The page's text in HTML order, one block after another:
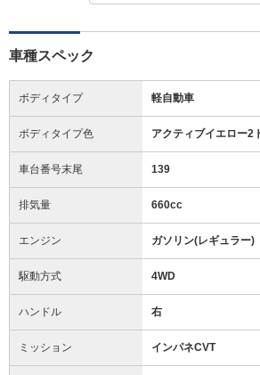
車種スペック
ボディタイプ 軽自動車
ボディタイプ色 アクティブイエロー2
車台番号末尾 139
排気量 660cc
エンジン ガソリン(レギュラー)
駆動方式 4WD
ハンドル 右
ミッション インパネCVT